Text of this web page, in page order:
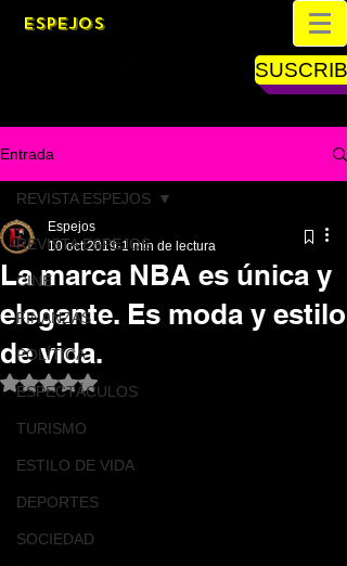
ESPEJOS
Entrada
REVISTA ESPEJOS
CINE
FINANZAS
POLÍTICA
ESPECTÁCULOS
TURISMO
ESTILO DE VIDA
DEPORTES
SOCIEDAD
REVISTA ESPEJOS
La marca NBA es única y
elegante. Es moda y estilo
de vida.
Espejos
10 oct 2019 1 min de lectura
Obtuvo NaN de 5 estrellas.